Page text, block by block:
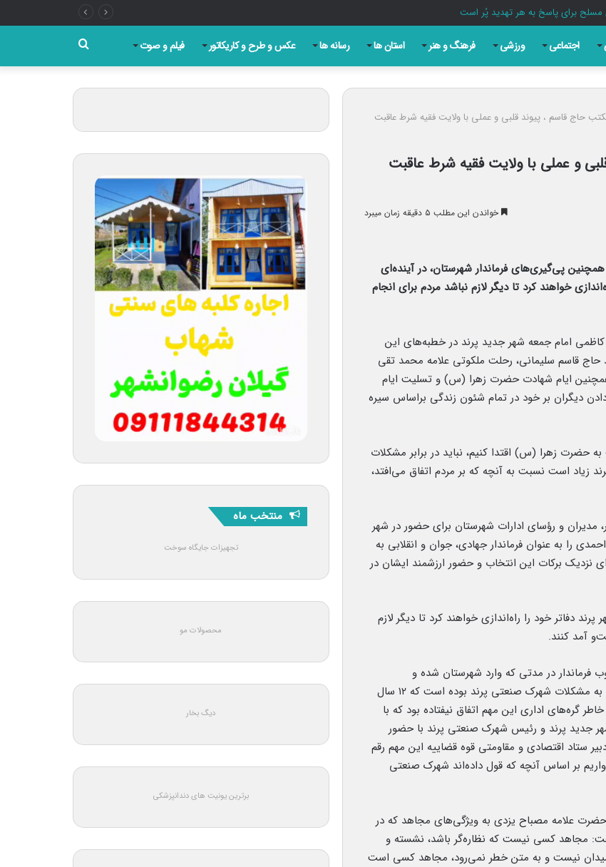
برای پاسخ به هر تهدید پُر است
اجتماعی ورزشی فرهنگ و هنر استان ها رسانه ها عکس و طرح و کاریکاتور فیلم و صوت
برای
حاج قاسم ، پیوند قلبی و عملی با ولایت فقیه شرط عاقبت
و عملی با ولایت فقیه شرط عاقبت
خواندن این مطلب ۵ دقیقه زمان میبرد
پی‌گیری‌های فرماندار شهرستان، در آینده‌ای
خواهند کرد تا دیگر لازم نباشد مردم برای انجام
کاظمی امام جمعه شهر جدید پرند در خطبه‌های این
قاسم سلیمانی، رحلت ملکوتی علامه محمد تقی
بصیرت و حماسه عظیم تاریخی ۹ دی و همچنین ایام شهادت حضرت زهرا (س) و تسلیت ایام
دیگران بر خود در تمام شئون زندگی براساس سیره
زهرا (س) اقتدا کنیم، نباید در برابر مشکلات
زیاد است نسبت به آنچه که بر مردم اتفاق می‌افتد،
مدیران و رؤسای ادارات شهرستان برای حضور در شهر
را به عنوان فرماندار جهادی، جوان و انقلابی به
نزدیک برکات این انتخاب و حضور ارزشمند ایشان در
دفاتر خود را راه‌اندازی خواهند کرد تا دیگر لازم
آمد کنند.
در مدتی که وارد شهرستان شده و
مسئوولیت پذیرفته‌اند گفت: یکی از اقدامات ایشان رسیدگی به مشکلات شهرک صنعتی پرند بوده است که ۱۲ سال
به خاطر گره‌های اداری این مهم اتفاق نیفتاده بود که با
جدید پرند و رئیس شهرک صنعتی پرند با حضور
ستاد اقتصادی و مقاومتی قوه قضاییه این مهم رقم
امیدواریم بر اساس آنچه که قول داده‌اند شهرک صنعتی
حضرت علامه مصباح یزدی به ویژگی‌های مجاهد که در
مجاهد کسی نیست که نظاره‌گر باشد، نشسته و
میدان نیست و به متن خطر نمی‌رود، مجاهد کسی است
منتخب ماه
تجهیزات جایگاه سوخت
محصولات مو
دیگ بخار
برترین یونیت های دندانپزشکی